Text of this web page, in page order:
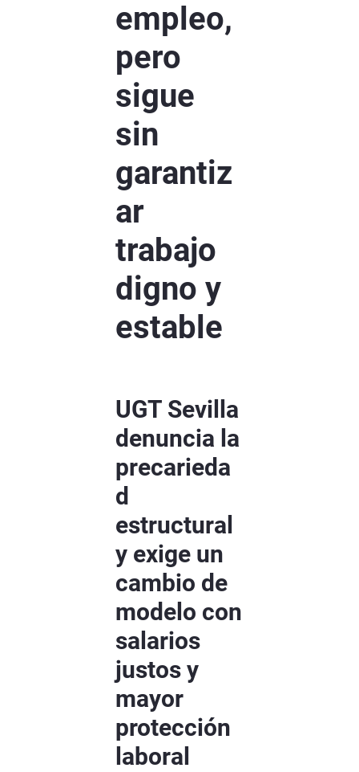
empleo,
pero
sigue
sin
garantiz
ar
trabajo
digno y
estable
UGT Sevilla
denuncia la
precarieda
d
estructural
y exige un
cambio de
modelo con
salarios
justos y
mayor
protección
laboral